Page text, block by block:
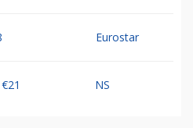
Eurostar
NS